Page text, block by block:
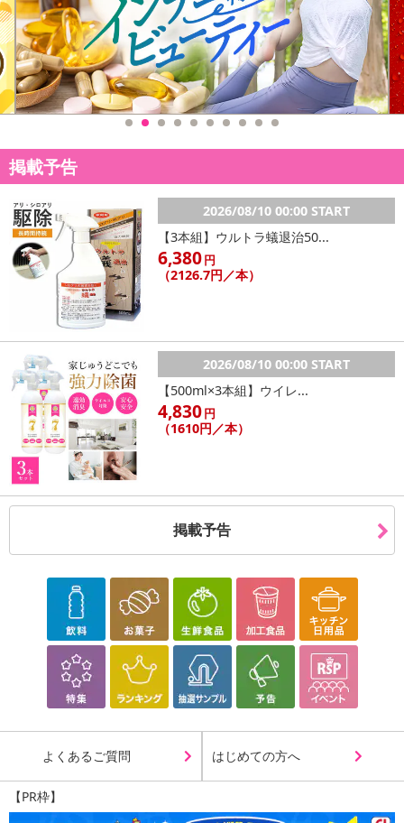
掲載予告
2026/08/10 00:00 START
【3本組】ウルトラ蟻退治50...
6,380円
（2126.7円／本）
2026/08/10 00:00 START
【500ml×3本組】ウイレ...
4,830円
（1610円／本）
掲載予告
よくあるご質問 はじめての方へ
【PR枠】